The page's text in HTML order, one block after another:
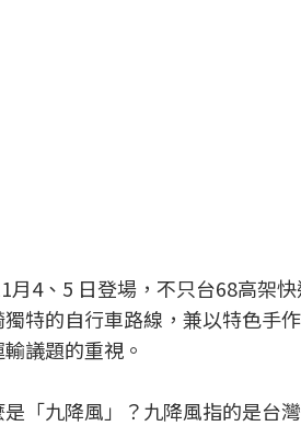
月4、5 日登場，不只台68高架
特的自行車路線，兼以特色手
議題的重視。
「九降風」？九降風指的是台